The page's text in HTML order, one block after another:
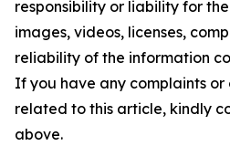
responsibility or liability for
images, videos, licenses,
reliability of the information
If you have any complaints or
related to this article, kindly
above.